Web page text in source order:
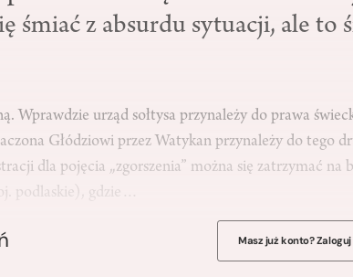
śmiać z absurdu sytuacji, ale to
Wprawdzie urząd sołtysa przynależy do prawa
Głódziowi przez Watykan przynależy do tego
dla pojęcia „zgorszenia” można się zatrzymać
podlaskie), gdzie…
Masz już konto?